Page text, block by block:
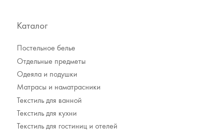
Каталог
Постельное белье
Отдельные предметы
Одеяла и подушки
Матрасы и наматрасники
Текстиль для ванной
Текстиль для кухни
Текстиль для гостиниц и отелей